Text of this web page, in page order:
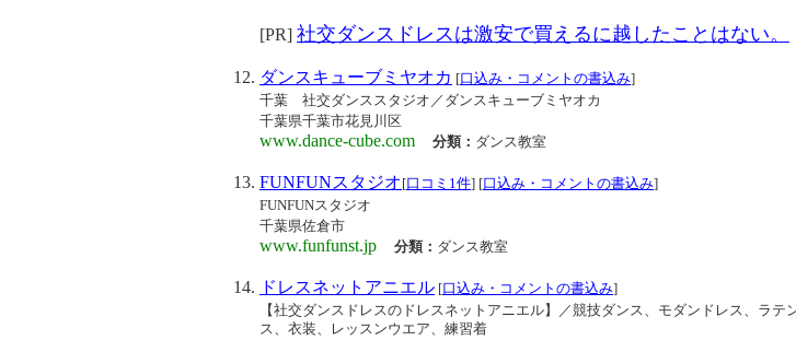
[PR] 社交ダンスドレスは激安で買えるに越したことはない。
ダンスキューブミヤオカ [口込み・コメントの書込み]
千葉 社交ダンススタジオ／ダンスキューブミヤオカ
千葉県千葉市花見川区
www.dance-cube.com 分類： ダンス教室
FUNFUNスタジオ[口コミ1件] [口込み・コメントの書込み]
FUNFUNスタジオ
千葉県佐倉市
www.funfunst.jp 分類： ダンス教室
ドレスネットアニエル [口込み・コメントの書込み]
【社交ダンスドレスのドレスネットアニエル】／競技ダンス、モダンドレス、ラテ
ス、衣装、レッスンウエア、練習着